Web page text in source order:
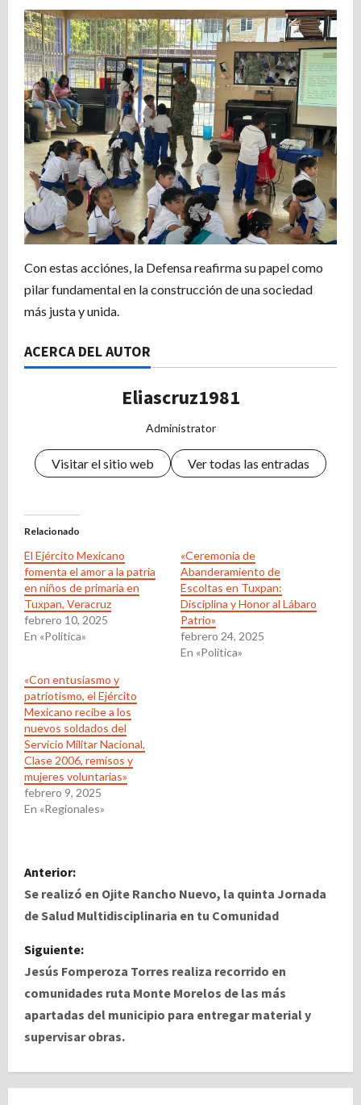
Con estas acciónes, la Defensa reafirma su papel como
pilar fundamental en la construcción de una sociedad
más justa y unida.
ACERCA DEL AUTOR
Eliascruz1981
Administrator
Visitar el sitio web Ver todas las entradas
Relacionado
El Ejército Mexicano
fomenta el amor a la patria
en niños de primaria en
Tuxpan, Veracruz
febrero 10, 2025
En «Politica»
«Ceremonia de
Abanderamiento de
Escoltas en Tuxpan:
Disciplina y Honor al Lábaro
Patrio»
febrero 24, 2025
En «Politica»
«Con entusiasmo y
patriotismo, el Ejército
Mexicano recibe a los
nuevos soldados del
Servicio Militar Nacional,
Clase 2006, remisos y
mujeres voluntarias»
febrero 9, 2025
En «Regionales»
N
a
e
g
a
c
Anterior:
Se realizó en Ojite Rancho Nuevo, la quinta Jornada
de Salud Multidisciplinaria en tu Comunidad
Siguiente:
Jesús Fomperoza Torres realiza recorrido en
comunidades ruta Monte Morelos de las más
apartadas del municipio para entregar material y
supervisar obras.